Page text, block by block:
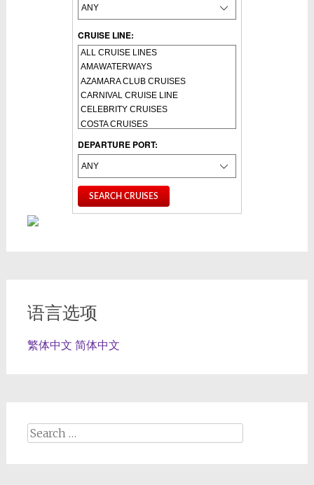
CRUISE LINE:
DEPARTURE PORT:
语言选项
繁体中文 简体中文
Search
for: